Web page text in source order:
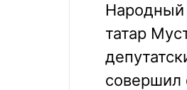
Народный
татар
совершил